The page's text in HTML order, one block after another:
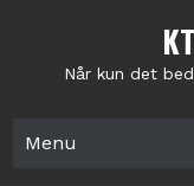
Når kun det
Menu